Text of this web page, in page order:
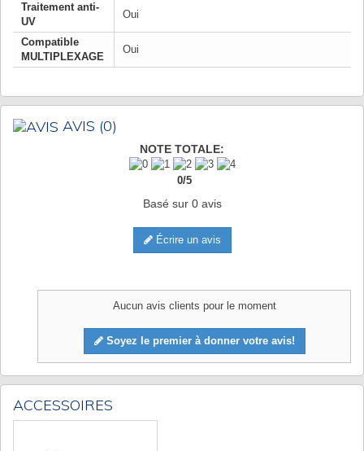
Traitement anti-
UV
Oui
Compatible
MULTIPLEXAGE
Oui
AVIS (0)
NOTE TOTALE:
0/5
Basé sur 0avis
Écrire un avis
Aucun avis clients pour le moment
Soyez le premier à donner votre avis!
ACCESSOIRES